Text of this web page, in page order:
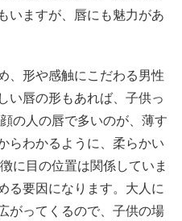
いますが、唇にも魅力があ
、形や感触にこだわる男性
い唇の形もあれば、子供っ
の人の唇で多いのが、薄す
らわかるように、柔らかい
に目の位置は関係していま
る要因になります。大人に
がってくるので、子供の場